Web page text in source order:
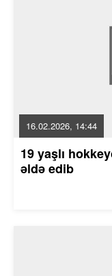
16.02.2026, 14:44
19 yaşlı
əldə edib